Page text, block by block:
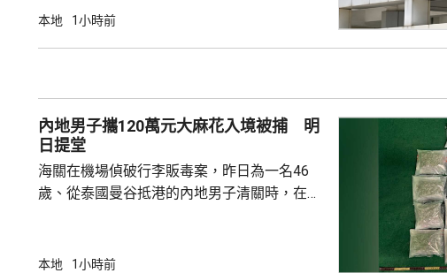
的父母聆訊後在庭外表示，社署認為他們在家
署限制探訪的做法是違反《兒童權利公約》及
《公民和政治權利國際公約...
本地 1小時前
內地男子攜120萬元大麻花入境被捕 明
日提堂
海關在機場偵破行李販毒案，昨日為一名46
歲、從泰國曼谷抵港的內地男子清關時，在他
一項販運危險藥物罪，明日在九龍城裁判法院
本地 1小時前